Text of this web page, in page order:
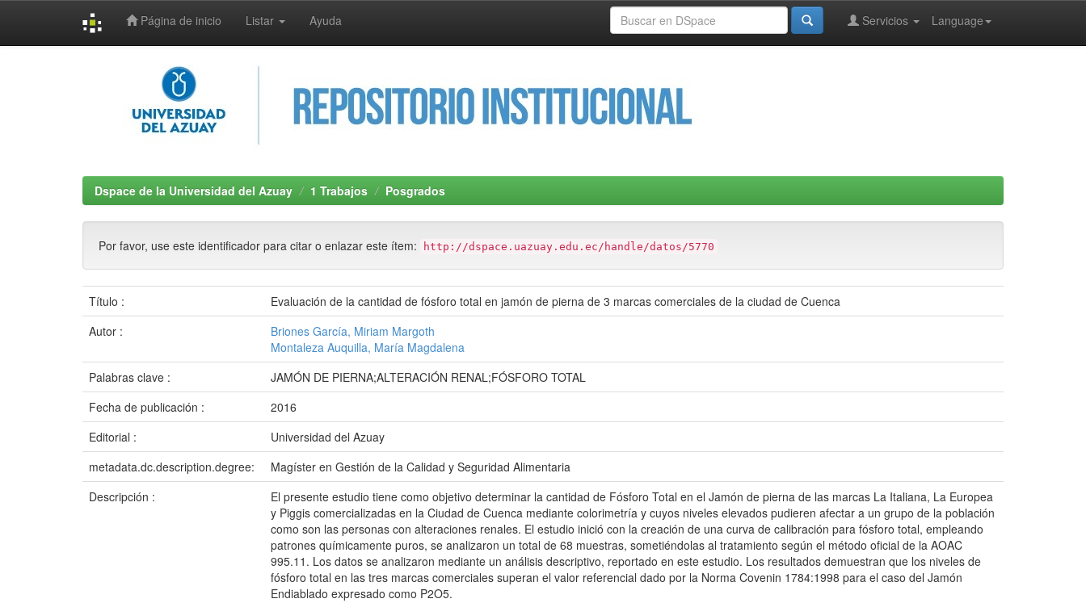
Página de inicio Listar Ayuda Language
Servicios
Dspace de la Universidad del Azuay 1 Trabajos Posgrados
Por favor, use este identificador para citar o enlazar este ítem: http://dspace.uazuay.edu.ec/handle/datos/5770
Título :
Evaluación de la cantidad de fósforo total en jamón de pierna de 3 marcas comerciales de la ciudad de Cuenca
Autor :
Briones García, Miriam Margoth
Montaleza Auquilla, María Magdalena
Palabras clave :
JAMÓN DE PIERNA;ALTERACIÓN RENAL;FÓSFORO TOTAL
Fecha de publicación :
2016
Editorial :
Universidad del Azuay
metadata.dc.description.degree:
Magíster en Gestión de la Calidad y Seguridad Alimentaria
Descripción :
El presente estudio tiene como objetivo determinar la cantidad de Fósforo Total en el Jamón de pierna de las marcas La Italiana, La Europea
y Piggis comercializadas en la Ciudad de Cuenca mediante colorimetría y cuyos niveles elevados pudieren afectar a un grupo de la población
como son las personas con alteraciones renales. El estudio inició con la creación de una curva de calibración para fósforo total, empleando
patrones químicamente puros, se analizaron un total de 68 muestras, sometiéndolas al tratamiento según el método oficial de la AOAC
995.11. Los datos se analizaron mediante un análisis descriptivo, reportado en este estudio. Los resultados demuestran que los niveles de
fósforo total en las tres marcas comerciales superan el valor referencial dado por la Norma Covenin 1784:1998 para el caso del Jamón
Endiablado expresado como P2O5.